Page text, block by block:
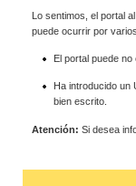
Lo sentimos, el portal
puede ocurrir por
El portal puede no
Ha introducido
bien escrito.
Atención: Si desea